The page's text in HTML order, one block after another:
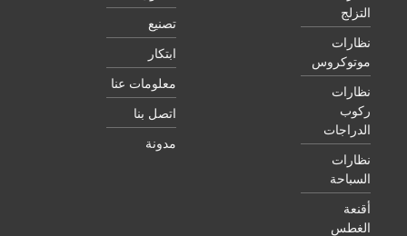
التزلج
نظارات
موتوكروس
نظارات
ركوب
الدراجات
نظارات
السباحة
أقنعة
الغطس
تصنيع
ابتكار
معلومات عنا
اتصل بنا
مدونة